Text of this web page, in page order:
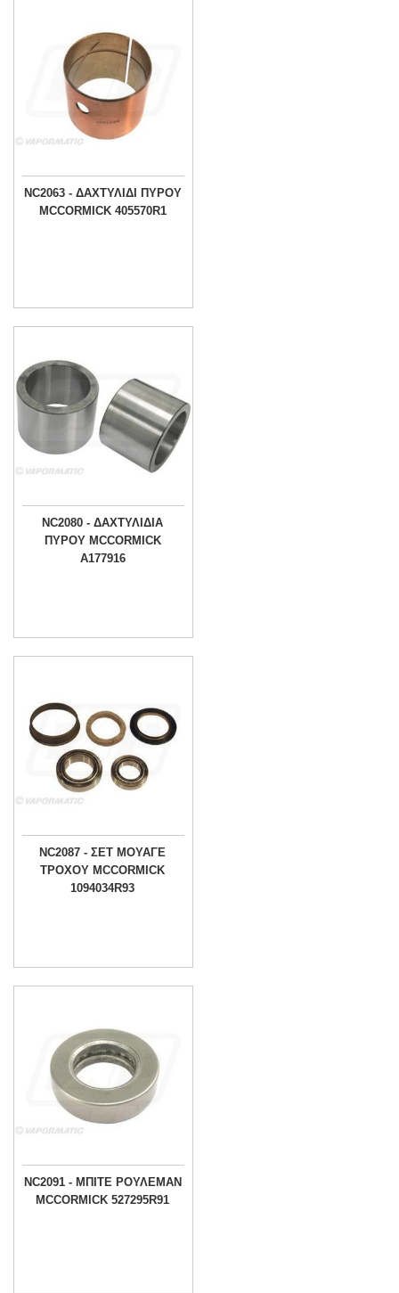
NC2063 - ΔΑΧΤΥΛΙΔΙ ΠΥΡΟΥ
MCCORMICK 405570R1
NC2080 - ΔΑΧΤΥΛΙΔΙΑ
ΠΥΡΟΥ MCCORMICK
A177916
NC2087 - ΣΕΤ ΜΟΥΑΓΕ
ΤΡΟΧΟΥ MCCORMICK
1094034R93
NC2091 - ΜΠΙΤΕ ΡΟΥΛΕΜΑΝ
MCCORMICK 527295R91